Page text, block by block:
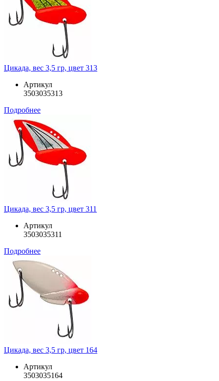
Цикада, вес 3,5 гр, цвет 313
Артикул
3503035313
Подробнее
Цикада, вес 3,5 гр, цвет 311
Артикул
3503035311
Подробнее
Цикада, вес 3,5 гр, цвет 164
Артикул
3503035164